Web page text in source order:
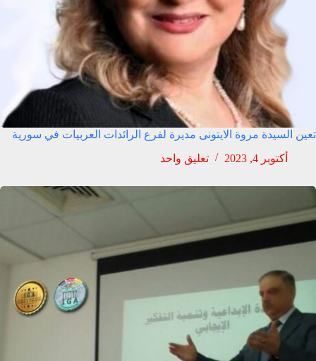
تعين السيدة مروة الايتونى مديرة لفرع الرائدات العربيات في سورية
أكتوبر 4, 2023
تعليق واحد